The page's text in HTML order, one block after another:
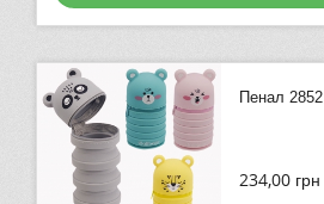
Пенал 2852
234,00 грн